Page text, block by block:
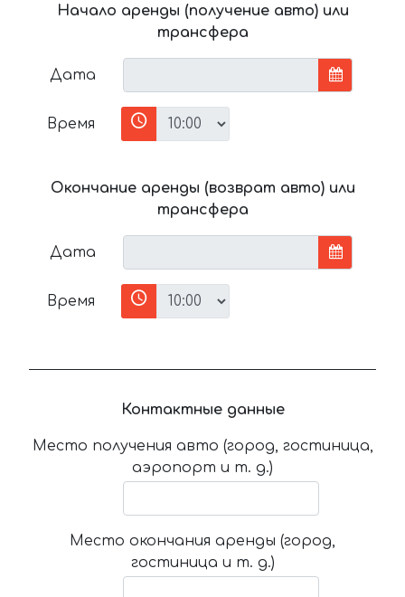
Начало аренды (получение авто) или
трансфера
Дата
Время
Окончание аренды (возврат авто) или
трансфера
Дата
Время
Контактные данные
Место получения авто (город, гостиница,
аэропорт и т. д.)
Место окончания аренды (город,
гостиница и т. д.)